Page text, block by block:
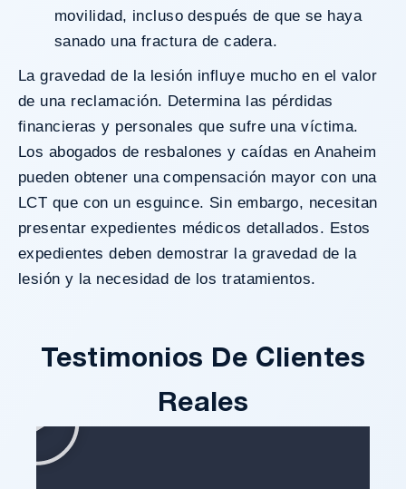
movilidad, incluso después de que se haya
sanado una fractura de cadera.
La gravedad de la lesión influye mucho en el valor
de una reclamación. Determina las pérdidas
financieras y personales que sufre una víctima.
Los abogados de resbalones y caídas en Anaheim
pueden obtener una compensación mayor con una
LCT que con un esguince. Sin embargo, necesitan
presentar expedientes médicos detallados. Estos
expedientes deben demostrar la gravedad de la
lesión y la necesidad de los tratamientos.
Testimonios De Clientes
Reales